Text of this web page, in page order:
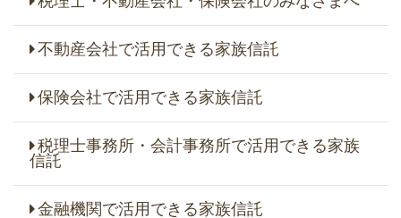
不動産会社で活用できる家族信託
保険会社で活用できる家族信託
税理士事務所・会計事務所で活用できる家族
信託
金融機関で活用できる家族信託